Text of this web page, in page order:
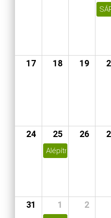
17 18 19
24 25 26
31 1 2